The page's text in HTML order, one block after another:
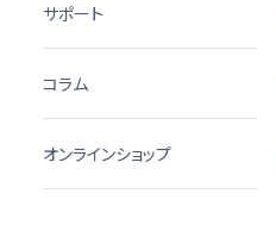
サポート
コラム
オンラインショップ